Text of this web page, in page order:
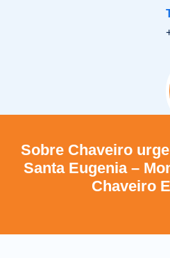
Sobre Chaveiro
Santa Eugenia –
Chaveiro